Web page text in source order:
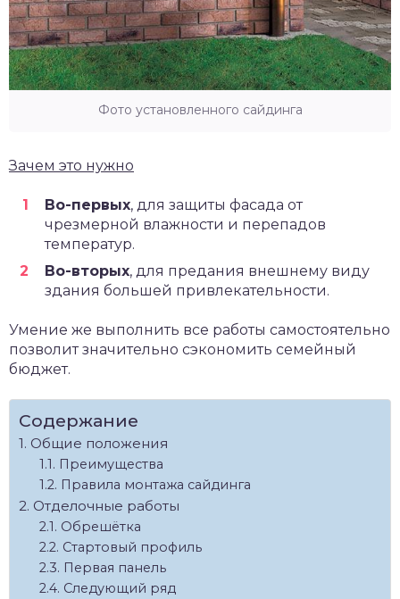
Фото установленного сайдинга
Зачем это нужно
Во-первых, для защиты фасада от
чрезмерной влажности и перепадов
температур.
Во-вторых, для предания внешнему виду
здания большей привлекательности.
Умение же выполнить все работы самостоятельно
позволит значительно сэкономить семейный
бюджет.
Содержание
Общие положения
Преимущества
Правила монтажа сайдинга
Отделочные работы
Обрешётка
Стартовый профиль
Первая панель
Следующий ряд